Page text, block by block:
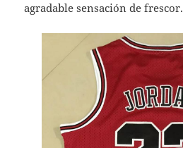
agradable sensación de frescor.